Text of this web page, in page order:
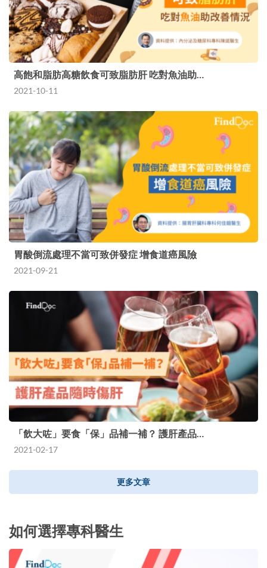
高飽和脂肪高糖飲食可致脂肪肝 吃對魚油助…
2021-10-11
胃酸倒流處理不當可致併發症 增食道癌風險
2021-09-21
「飲大咗」要食「保」品補一補？ 護肝產品…
2021-02-17
更多文章
如何選擇專科醫生